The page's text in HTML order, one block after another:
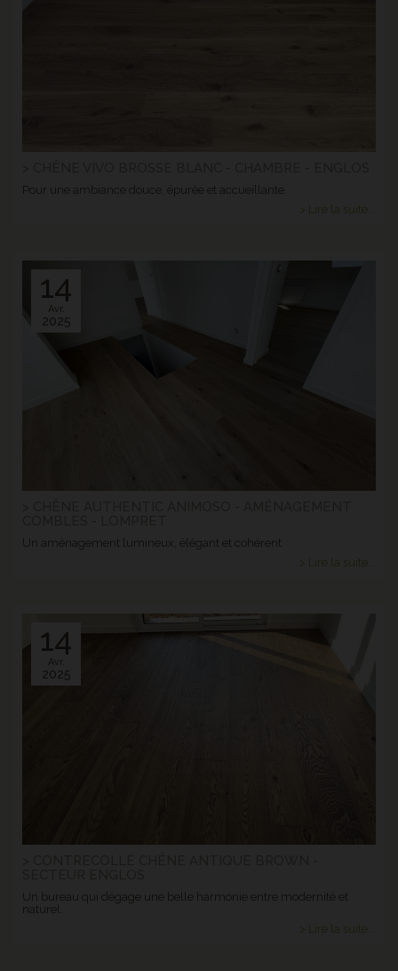
Pour une ambiance douce, épurée et accueillante.
> Lire la suite...
14
Avr.
2025
Un aménagement lumineux, élégant et cohérent
> Lire la suite...
14
Avr.
2025
Un bureau qui dégage une belle harmonie entre modernité et
naturel.
> Lire la suite...